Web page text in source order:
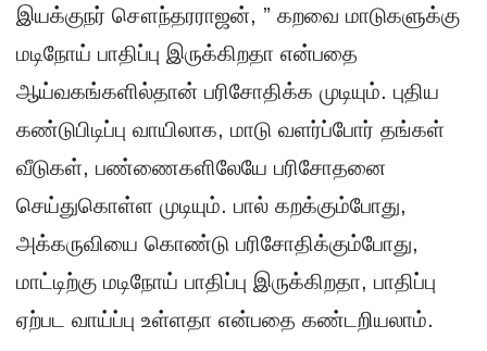
இயக்குநர் சௌந்தரராஜன், ” கறவை மாடுகளுக்கு
மடிநோய் பாதிப்பு இருக்கிறதா என்பதை
ஆய்வகங்களில்தான் பரிசோதிக்க முடியும். புதிய
கண்டுபிடிப்பு வாயிலாக, மாடு வளர்ப்போர் தங்கள்
வீடுகள், பண்ணைகளிலேயே பரிசோதனை
செய்துகொள்ள முடியும். பால் கறக்கும்போது,
அக்கருவியை கொண்டு பரிசோதிக்கும்போது,
மாட்டிற்கு மடிநோய் பாதிப்பு இருக்கிறதா, பாதிப்பு
ஏற்பட வாய்ப்பு உள்ளதா என்பதை கண்டறியலாம்.